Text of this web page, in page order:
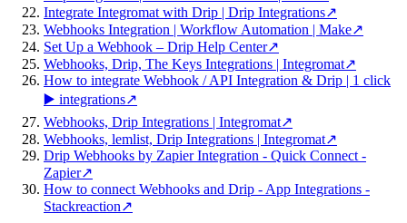
Integrate Integromat with Drip | Drip Integrations↗
Webhooks Integration | Workflow Automation | Make↗
Set Up a Webhook – Drip Help Center↗
Webhooks, Drip, The Keys Integrations | Integromat↗
How to integrate Webhook / API Integration & Drip | 1 click
▶️ integrations↗
Webhooks, Drip Integrations | Integromat↗
Webhooks, lemlist, Drip Integrations | Integromat↗
Drip Webhooks by Zapier Integration - Quick Connect -
Zapier↗
How to connect Webhooks and Drip - App Integrations -
Stackreaction↗